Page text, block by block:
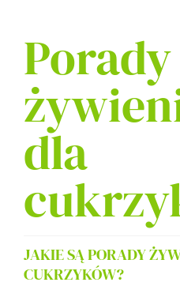
Porady
dla
JAKIE SĄ PORADY
CUKRZYKÓW?